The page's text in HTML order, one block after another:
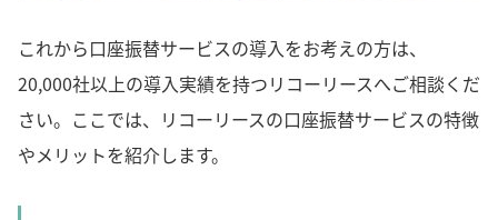
これから口座振替サービスの導入をお考えの方は、
20,000社以上の導入実績を持つリコーリースへご相談くだ
さい。ここでは、リコーリースの口座振替サービスの特徴
やメリットを紹介します。